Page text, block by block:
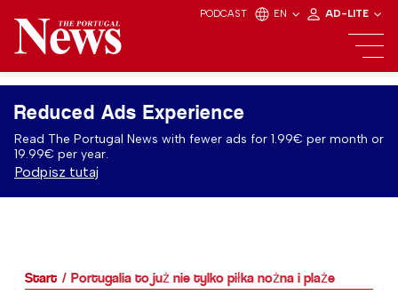
PODCAST EN AD-LITE
Reduced Ads Experience
Read The Portugal News with fewer ads for 1.99€ per month or
19.99€ per year.
Podpisz tutaj
Start Portugalia to już nie tylko piłka nożna i plaże